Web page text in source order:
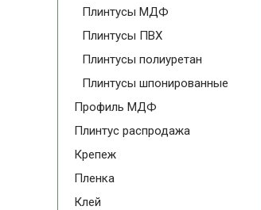
Плинтусы МДФ
Плинтусы ПВХ
Плинтусы полиуретан
Плинтусы шпонированные
Профиль МДФ
Плинтус распродажа
Крепеж
Пленка
Клей